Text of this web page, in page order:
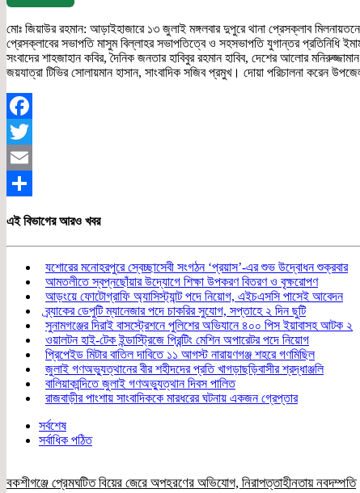
মোঃ জিয়াউর রহমান: আড়াইহাজারে ১৩ জুলাই মঙ্গলবার দুপুরে থানা প্রেসক্লাব
প্রেসক্লাবের সভাপতি মাসুম বিল্লাহর সভাপতিত্বে ও সহসভাপতি যুগান্তর প্রতিনিধি
সংবাদের শাহজাহান কবির, দৈনিক জনতার হাবিবুর রহমান হাবিব, দেশের আলোর
জয়যাত্রা টিভির সোলায়মান হাসান, সাংবাদিক সজিব প্রমুখ। দোয়া পরিচালনা করেন
Facebook
Twitter
Email
এই বিভাগের আরও খবর
যশোরের মনোহরপুরে স্বেচ্ছাসেবী সংগঠন ‘প্রয়াস’-এর শুভ উদ্বোধন শুক্রবার
আমতলীতে স্বপ্নছোঁয়ার উদ্যোগে শিক্ষা উপকরণ বিতরণ ও বৃক্ষরোপণ
আড়ংয়ে ফোটোগ্রাফি অ্যাসিস্ট্যান্ট পদে নিয়োগ, এইচএসসি পাসেই আবেদন
ব্র্যাকের ডেপুটি ম্যানেজার পদে চাকরির সুযোগ, সপ্তাহে ২ দিন ছুটি
সুনামগঞ্জের দিরাই বাসস্ট্রেশনে পুলিশের অভিযানে ৪০০ পিস ইয়াবাসহ আটক ২
ওয়ালটন হাই-টেক ইন্ডাস্ট্রিজে প্রিন্টিং মেশিন অপারেটর পদে নিয়োগ
প্রিপেইড মিটার বাতিল দাবিতে ১১ আগস্ট নারায়ণগঞ্জ শহরে গণমিছিল
জুলাই গণঅভ্যুত্থানের বীর শহীদদের প্রতি খাগড়াছড়িবাসীর শ্রদ্ধাঞ্জলি
বালিয়াকান্দিতে জুলাই গণঅভ্যুত্থান দিবস পালিত
রাজবাড়ীর পাংশায় সাংবাদিককে মারধরের ঘটনায় একজন গ্রেপ্তার
সর্বশেষ
সর্বাধিক পঠিত
বকশীগঞ্জে প্রেমঘটিত বিয়ের জেরে অপহরণের অভিযোগ, নিরাপত্তাহীনতায় নবদম্পতি